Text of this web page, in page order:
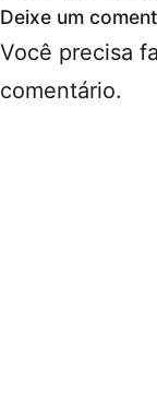
Deixe um
Você precisa
comentário.